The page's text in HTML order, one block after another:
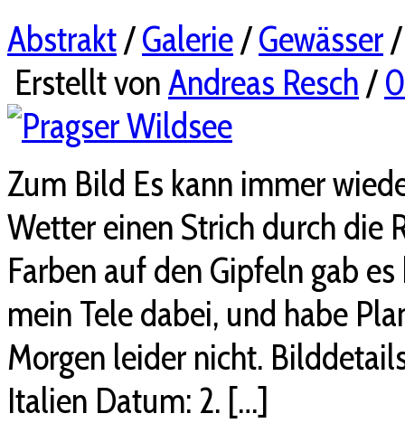
Abstrakt/Galerie/Gewässer
Erstellt vonAndreas Resch/
Zum Bild Es kann immer
Wetter einen Strich durch die
Farben auf den Gipfeln gab
mein Tele dabei, und habe
Morgen leider nicht.
Italien Datum: 2. […]